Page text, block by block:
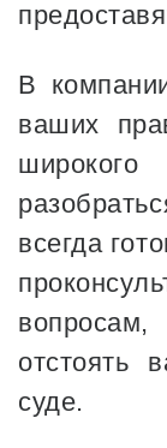
В
ваших
широкого
всегда
вопросам,
отстоять
суде.